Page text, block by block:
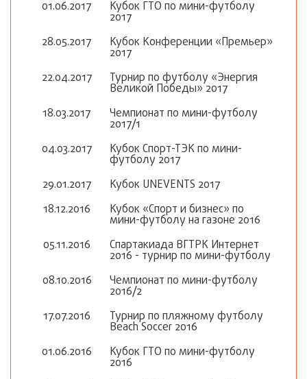
01.06.2017 Кубок ГТО по мини-футболу
2017
28.05.2017
Кубок Конференции «Премьер»
2017
22.04.2017
Турнир по футболу «Энергия
Великой Победы» 2017
18.03.2017
Чемпионат по мини-футболу
2017/1
04.03.2017
Кубок Спорт-ТЭК по мини-
футболу 2017
29.01.2017
Кубок UNEVENTS 2017
18.12.2016
Кубок «Спорт и бизнес» по
мини-футболу на газоне 2016
05.11.2016
Спартакиада ВГТРК Интернет
2016 - турнир по мини-футболу
08.10.2016
Чемпионат по мини-футболу
2016/2
17.07.2016
Турнир по пляжному футболу
Beach Soccer 2016
01.06.2016
Кубок ГТО по мини-футболу
2016